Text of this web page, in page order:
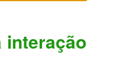
interação